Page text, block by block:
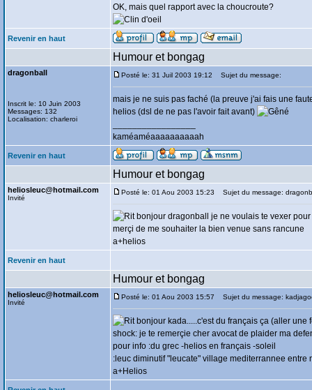
OK, mais quel rapport avec la choucroute?
Revenir en haut
Humour et bongag
dragonball
Inscrit le: 10 Juin 2003
Messages: 132
Localisation: charleroi
Posté le: 31 Juil 2003 19:12 Sujet du message:
mais je ne suis pas faché (la preuve j'ai fais une
helios (dsl de ne pas l'avoir fait avant)
kaméaméaaaaaaaaaah
Revenir en haut
Humour et bongag
heliosleuc@hotmail.com
Invité
Posté le: 01 Aou 2003 15:23 Sujet du message:
bonjour dragonball je ne voulais te vexer
merçi de me souhaiter la bien venue sans rancune
a+helios
Revenir en haut
Humour et bongag
heliosleuc@hotmail.com
Invité
Posté le: 01 Aou 2003 15:57 Sujet du message:
bonjour kada.....c'est du français ça (aller une
shock: je te remerçie cher avocat de plaider ma
pour info :du grec -helios en français -soleil
:leuc diminutif "leucate" village mediterrannee
a+Helios